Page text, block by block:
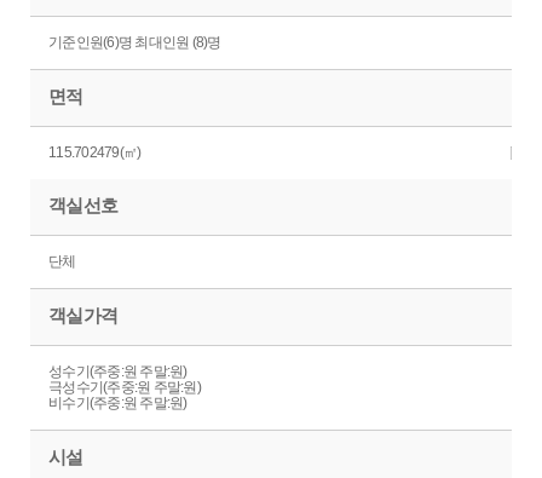
기준인원(6)명 최대인원 (8)명
면적
115.702479(㎡)
객실선호
단체
객실가격
성수기(주중:원 주말:원)
극성수기(주중:원 주말:원)
비수기(주중:원 주말:원)
시설